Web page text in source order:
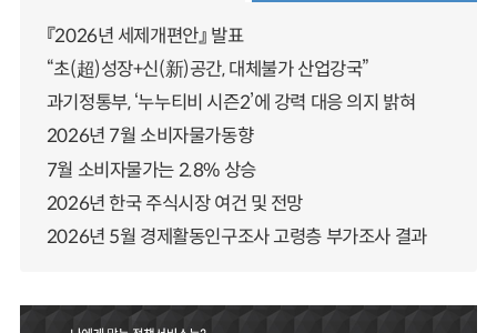
『2026년 세제개편안』 발표
“초(超)성장+신(新)공간, 대체불가 산업강국”
과기정통부, ‘누누티비 시즌2’에 강력 대응 의지 밝혀
2026년 7월 소비자물가동향
7월 소비자물가는 2.8% 상승
2026년 한국 주식시장 여건 및 전망
2026년 5월 경제활동인구조사 고령층 부가조사 결과